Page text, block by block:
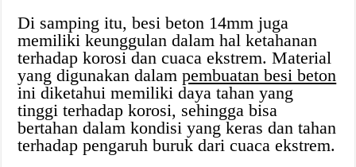
Di samping itu, besi beton 14mm juga
memiliki keunggulan dalam hal ketahanan
terhadap korosi dan cuaca ekstrem. Material
yang digunakan dalampembuatan besi beton
ini diketahui memiliki daya tahan yang
tinggi terhadap korosi, sehingga bisa
bertahan dalam kondisi yang keras dan tahan
terhadap pengaruh buruk dari cuaca ekstrem.